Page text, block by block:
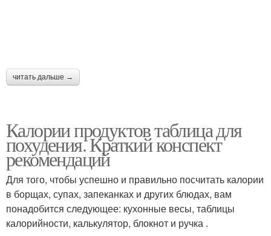
читать дальше →
Калории продуктов таблица для
похудения. Краткий конспект
рекомендаций
Для того, чтобы успешно и правильно посчитать калории
в борщах, супах, запеканках и других блюдах, вам
понадобится следующее: кухонные весы, таблицы
калорийности, калькулятор, блокнот и ручка .